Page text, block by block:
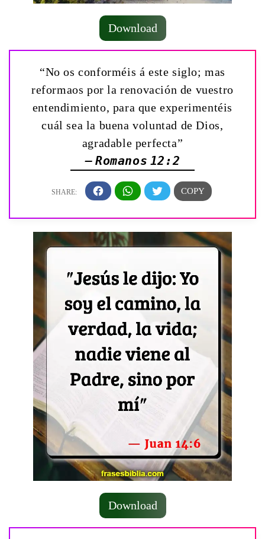
Download
“No os conforméis á este siglo; mas
reformaos por la renovación de vuestro
entendimiento, para que experimentéis
cuál sea la buena voluntad de Dios,
agradable perfecta”
— Romanos 12:2
Download